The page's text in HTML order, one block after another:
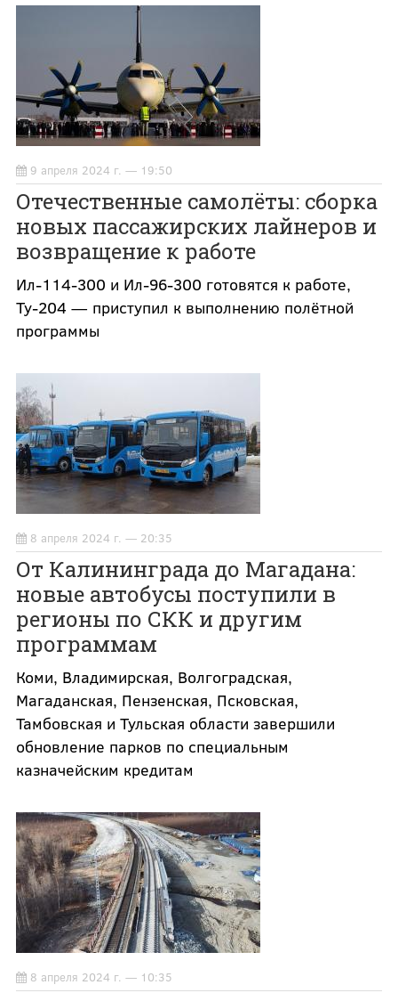
9 апреля 2024 г. — 19:50
Отечественные самолёты: сборка
новых пассажирских лайнеров и
возвращение к работе
Ил-114-300 и Ил-96-300 готовятся к работе,
Ту-204 — приступил к выполнению полётной
программы
8 апреля 2024 г. — 20:35
От Калининграда до Магадана:
новые автобусы поступили в
регионы по СКК и другим
программам
Коми, Владимирская, Волгоградская,
Магаданская, Пензенская, Псковская,
Тамбовская и Тульская области завершили
обновление парков по специальным
казначейским кредитам
8 апреля 2024 г. — 10:35